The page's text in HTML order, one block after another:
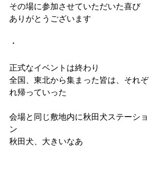
その場に参加させていただいた喜び
ありがとうございます
・
正式なイベントは終わり
全国、東北から集まった皆は、それぞ
れ帰っていった
会場と同じ敷地内に秋田犬ステーショ
ン
秋田犬、大きいなあ